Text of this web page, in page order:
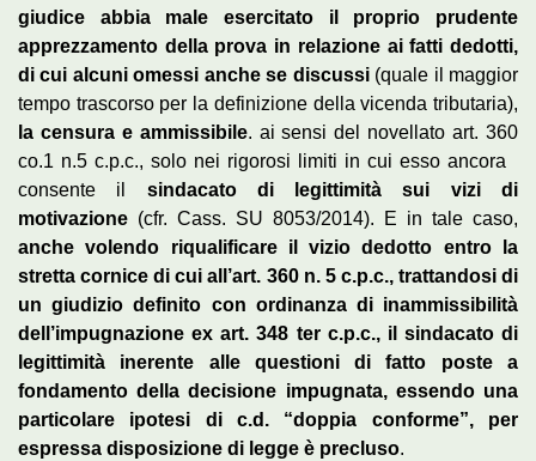
giudice abbia male esercitato il proprio prudente
apprezzamento della prova in relazione ai fatti dedotti,
di cui alcuni omessi anche se discussi(quale il maggior
tempo trascorso per la definizione della vicenda tributaria),
la censura e ammissibile. ai sensi del novellato art. 360
co.1 n.5 c.p.c., solo nei rigorosi limiti in cui esso ancora
consente il sindacato di legittimità sui vizi di
motivazione (cfr. Cass. SU 8053/2014). E in tale caso,
anche volendo riqualificare il vizio dedotto entro la
stretta cornice di cui all’art. 360 n. 5 c.p.c., trattandosi di
un giudizio definito con ordinanza di inammissibilità
dell’impugnazione ex art. 348 ter c.p.c., il sindacato di
legittimità inerente alle questioni di fatto poste a
fondamento della decisione impugnata, essendo una
particolare ipotesi di c.d. “doppia conforme”, per
espressa disposizione di legge è precluso.